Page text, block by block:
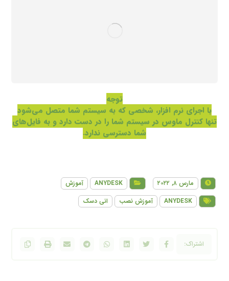
توجه
با اجرای نرم افزار، شخصی که به سیستم شما متصل می‌شود
تنها کنترل ماوس در سیستم شما را در دست دارد و به فایل‌های
شما دسترسی ندارد.
مارس ۸, ۲۰۲۲ ANYDESK
آموزش
ANYDESK
آموزش نصب انی دسک